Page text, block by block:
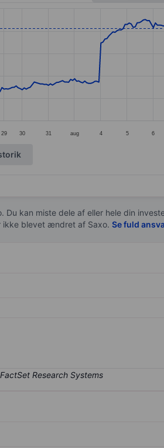
29 30 31 aug 4 5 6
kan miste dele af eller hele din
ikke blevet ændret af Saxo. Se fuld